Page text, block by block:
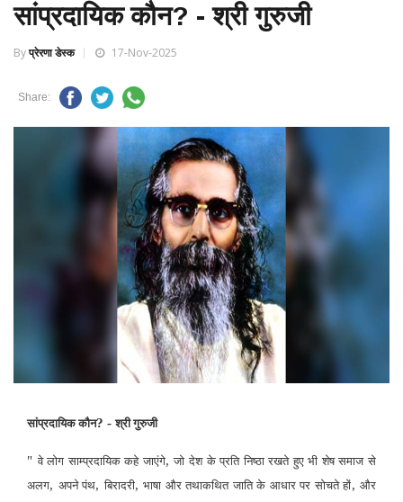
सांप्रदायिक कौन? - श्री गुरुजी
Byप्रेरणा डेस्क 17-Nov-2025
Share:
सांप्रदायिक कौन? -श्री गुरुजी
"वे लोग साम्प्रदायिक कहे जाएंगे,जो देश के प्रति निष्ठा रखते हुए भी शेष समाज से
अलग, अपने पंथ,बिरादरी,भाषा और तथाकथित जाति के आधार पर सोचते हों,और